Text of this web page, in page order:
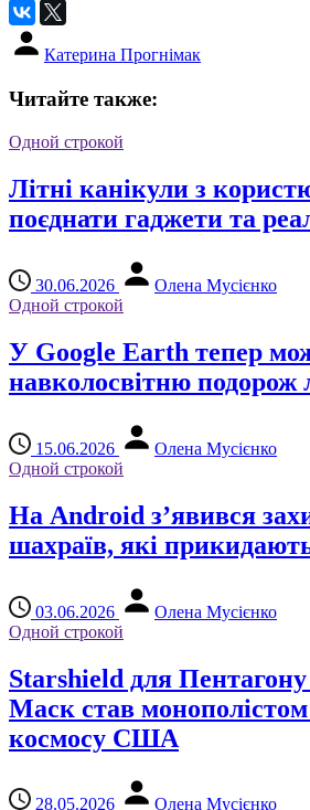
Катерина Прогнімак
Читайте также:
Одной строкой
Літні канікули з
поєднати гаджети та
30.06.2026
Олена Мусієнко
Одной строкой
У Google Earth тепер
навколосвітню подорож
15.06.2026
Олена Мусієнко
Одной строкой
На Android з’явився
шахраїв, які
03.06.2026
Олена Мусієнко
Одной строкой
Starshield для
Маск став монополістом
космосу США
28.05.2026 Олена Мусієнко